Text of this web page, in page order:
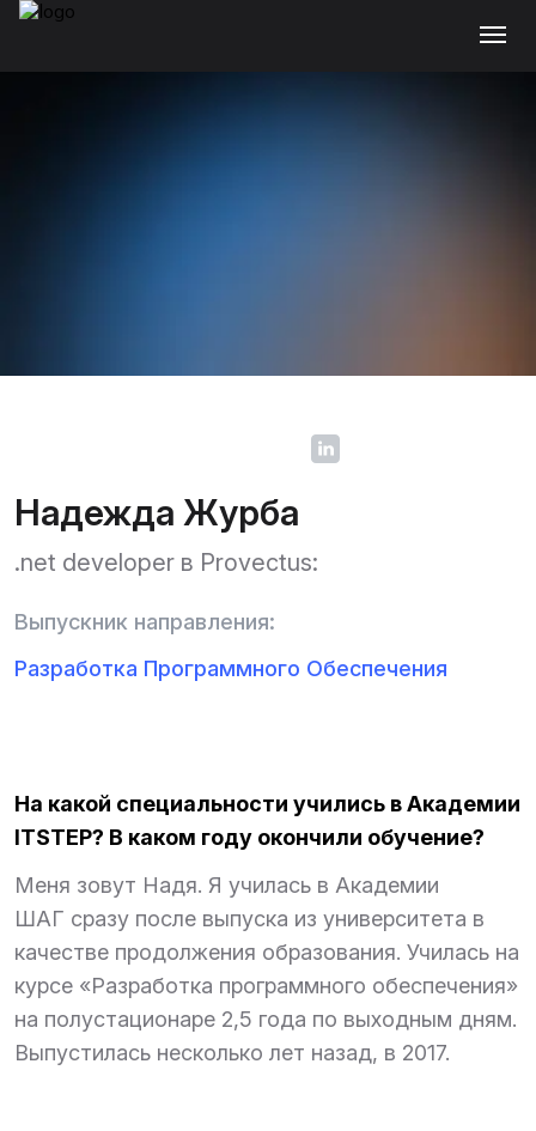
Надежда Журба
.net developer в Provectus:
Выпускник направления:
Разработка Программного Обеспечения
На какой специальности учились в Академии
ITSTEP? В каком году окончили обучение?
Меня зовут Надя. Я училась в Академии
ШАГ сразу после выпуска из университета в
качестве продолжения образования. Училась на
курсе «Разработка программного обеспечения»
на полустационаре 2,5 года по выходным дням.
Выпустилась несколько лет назад, в 2017.